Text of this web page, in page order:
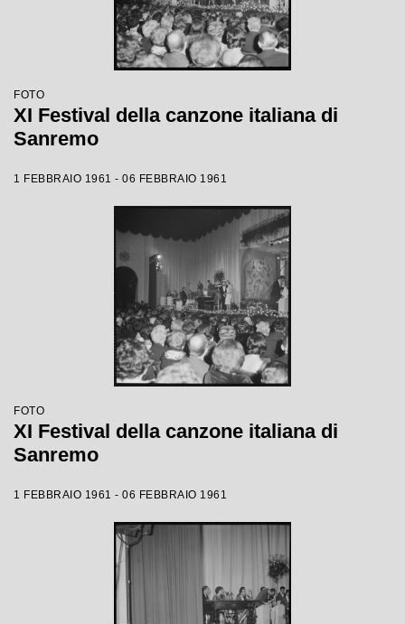
FOTO
XI Festival della canzone italiana di
Sanremo
1 FEBBRAIO 1961 - 06 FEBBRAIO 1961
FOTO
XI Festival della canzone italiana di
Sanremo
1 FEBBRAIO 1961 - 06 FEBBRAIO 1961